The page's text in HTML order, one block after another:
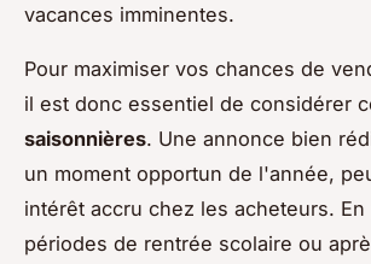
vacances imminentes.
Pour maximiser vos chances de
il est donc essentiel de considérer
saisonnières. Une annonce bien
un moment opportun de l'année,
intérêt accru chez les acheteurs. En
périodes de rentrée scolaire ou